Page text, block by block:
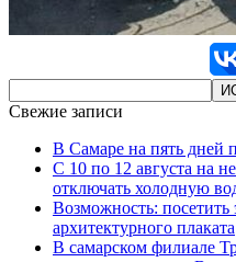
Свежие записи
В Самаре на пять дней
С 10 по 12 августа на
отключать холодную
Возможность:
архитектурного плаката
В самарском филиале